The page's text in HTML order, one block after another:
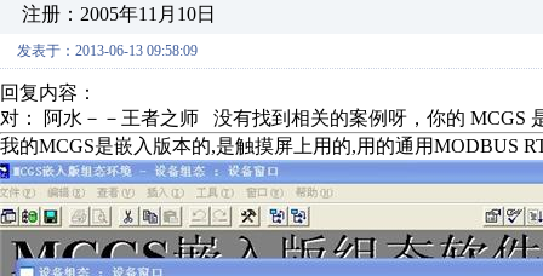
注册：2005年11月10日
发表于：2013-06-13 09:58:09
回复内容：
对： 阿水－－王者之师
没有找到相关的案例呀，你的 MCGS
我的MCGS是嵌入版本的,是触摸屏上用的,用的通用MODBUS